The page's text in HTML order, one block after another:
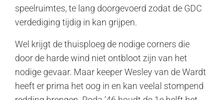
speelruimtes, te lang doorgevoerd zodat de GDC
verdediging tijdig in kan grijpen.
Wel krijgt de thuisploeg de nodige corners die
door de harde wind niet ontbloot zijn van het
nodige gevaar. Maar keeper Wesley van de Wardt
heeft er prima het oog in en kan veelal stompend